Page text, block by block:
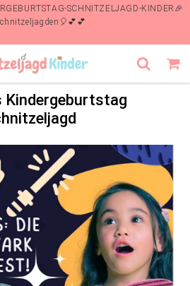
SCHNITZELJAGD-KINDER🎉
Kindergeburtstag